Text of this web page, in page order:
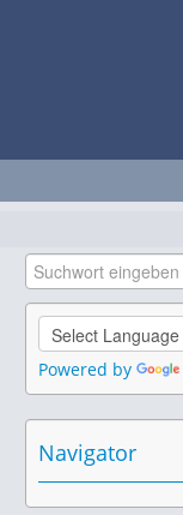
Powered by
Navigator